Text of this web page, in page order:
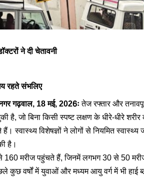
ने दी चेतावनी
रहते संभलिए
गढ़वाल, 18 मई, 2026ःतेज रफ्तार और
है, जो बिना किसी स्पष्ट लक्षण के धीरे-धीरे
स्वास्थ्य विशेषज्ञों ने लोगों से नियमित स्वास्थ्य
है।
160 मरीज पहुंचते हैं, जिनमें लगभग 30 से 50
कुछ वर्षों में युवाओं और मध्यम आयु वर्ग में भी हाई